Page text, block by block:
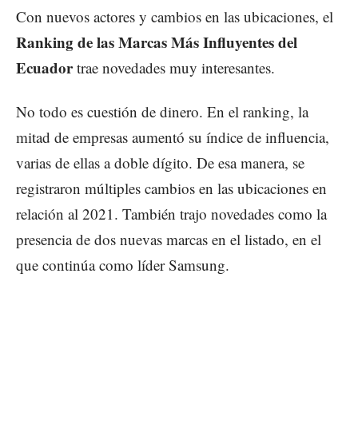
Con nuevos actores y cambios en las ubicaciones, el
Ranking de las Marcas Más Influyentes del
Ecuadortrae novedades muy interesantes.
No todo es cuestión de dinero. En el ranking, la
mitad de empresas aumentó su índice de influencia,
varias de ellas a doble dígito. De esa manera, se
registraron múltiples cambios en las ubicaciones en
relación al 2021. También trajo novedades como la
presencia de dos nuevas marcas en el listado, en el
que continúa como líder Samsung.